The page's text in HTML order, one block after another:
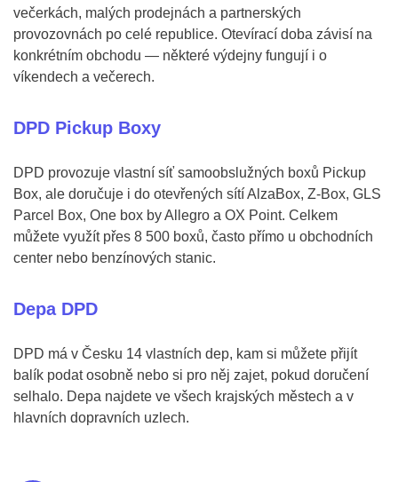
večerkách, malých prodejnách a partnerských
provozovnách po celé republice. Otevírací doba závisí na
konkrétním obchodu — některé výdejny fungují i o
víkendech a večerech.
DPD Pickup Boxy
DPD provozuje vlastní síť samoobslužných boxů Pickup
Box, ale doručuje i do otevřených sítí AlzaBox, Z-Box, GLS
Parcel Box, One box by Allegro a OX Point. Celkem
můžete využít přes 8 500 boxů, často přímo u obchodních
center nebo benzínových stanic.
Depa DPD
DPD má v Česku 14 vlastních dep, kam si můžete přijít
balík podat osobně nebo si pro něj zajet, pokud doručení
selhalo. Depa najdete ve všech krajských městech a v
hlavních dopravních uzlech.